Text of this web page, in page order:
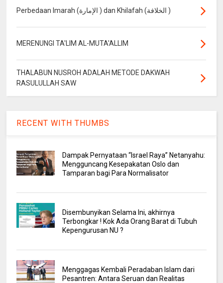
Perbedaan Imarah (الإمارة ) dan Khilafah (الخلافة )
MERENUNGI TA'LIM AL-MUTA'ALLIM
THALABUN NUSROH ADALAH METODE DAKWAH
RASULULLAH SAW
RECENT WITH THUMBS
Dampak Pernyataan “Israel Raya” Netanyahu:
Mengguncang Kesepakatan Oslo dan
Tamparan bagi Para Normalisator
Disembunyikan Selama Ini, akhirnya
Terbongkar ! Kok Ada Orang Barat di Tubuh
Kepengurusan NU ?
Menggagas Kembali Peradaban Islam dari
Pesantren: Antara Seruan dan Realitas